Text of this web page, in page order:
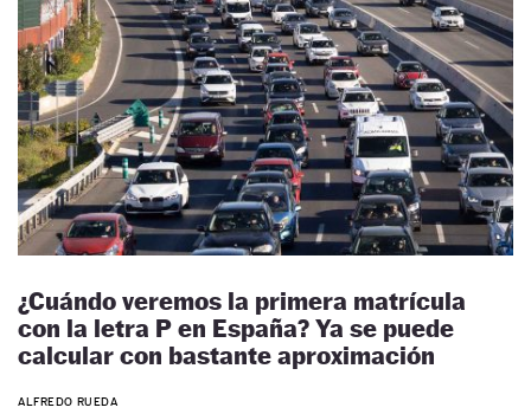
¿Cuándo veremos la primera matrícula
con la letra P en España? Ya se puede
calcular con bastante aproximación
ALFREDO RUEDA